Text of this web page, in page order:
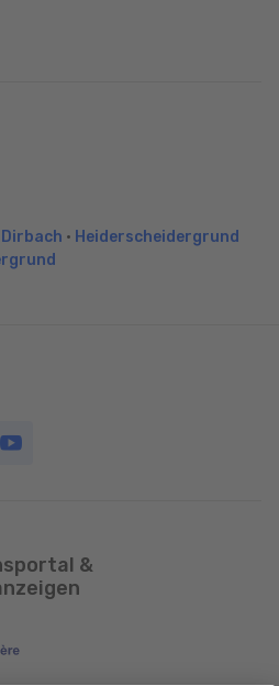
Dirbach • Heiderscheidergrund
&